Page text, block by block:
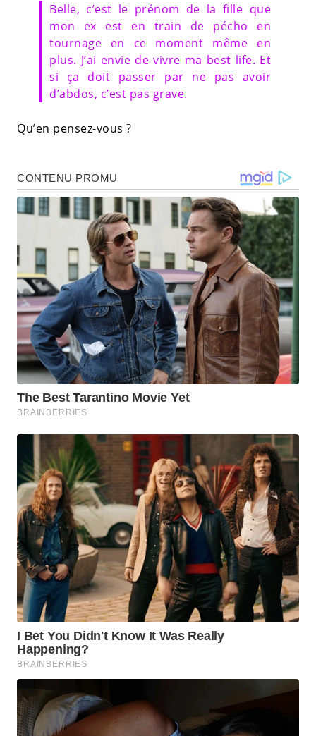
Belle, c’est le prénom de la fille que
mon ex est en train de pécho en
tournage en ce moment même en
plus. J’ai envie de vivre ma best life. Et
si ça doit passer par ne pas avoir
d’abdos, c’est pas grave.
Qu’en pensez-vous ?